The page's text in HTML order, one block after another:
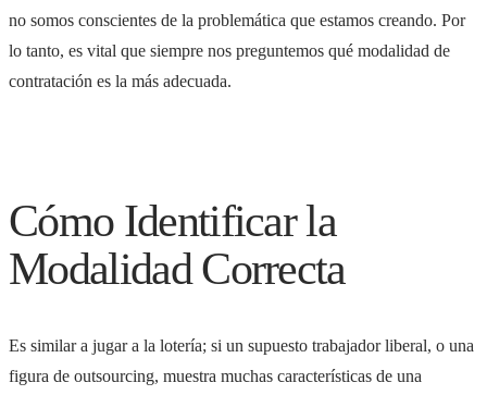
no somos conscientes de la problemática que estamos creando. Por
lo tanto, es vital que siempre nos preguntemos qué modalidad de
contratación es la más adecuada.
Cómo Identificar la
Modalidad Correcta
Es similar a jugar a la lotería; si un supuesto trabajador liberal, o una
figura de outsourcing, muestra muchas características de una